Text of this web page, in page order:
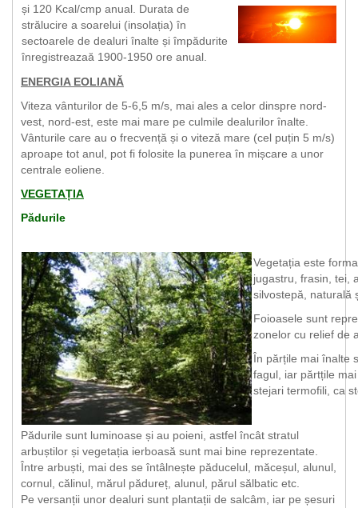
și 120 Kcal/cmp anual. Durata de
strălucire a soarelui (insolația) în
sectoarele de dealuri înalte și împădurite
înregistreazaă 1900-1950 ore anual.
ENERGIA EOLIANĂ
Viteza vânturilor de 5-6,5 m/s, mai ales a celor dinspre nord-
vest, nord-est, este mai mare pe culmile dealurilor înalte.
Vânturile care au o frecvență și o viteză mare (cel puțin 5 m/s)
aproape tot anul, pot fi folosite la punerea în mișcare a unor
centrale eoliene.
VEGETAȚIA
Pădurile
Vegetația este
jugastru, frasin, tei,
silvostepă, naturală
Foioasele sunt
zonelor cu relief de
În părțile mai înalte
fagul, iar părtțile
stejari termofili, ca
Pădurile sunt luminoase și au poieni, astfel încât stratul
arbuștilor și vegetația ierboasă sunt mai bine reprezentate.
Între arbuști, mai des se întâlnește păducelul, măceșul, alunul,
cornul, călinul, mărul pădureț, alunul, părul sălbatic etc.
Pe versanții unor dealuri sunt plantații de salcâm, iar pe șesuri